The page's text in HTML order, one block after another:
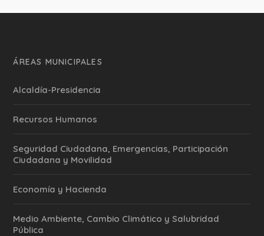
ÁREAS MUNICIPALES
Alcaldía-Presidencia
Recursos Humanos
Seguridad Ciudadana, Emergencias, Participación
Ciudadana y Movilidad
Economía y Hacienda
Medio Ambiente, Cambio Climático y Salubridad
Pública